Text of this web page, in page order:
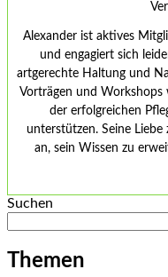
Alexander ist aktives
und engagiert sich
artgerechte Haltung und
Vorträgen und Workshops
der erfolgreichen
unterstützen. Seine
an, sein Wissen zu
Suchen
Themen